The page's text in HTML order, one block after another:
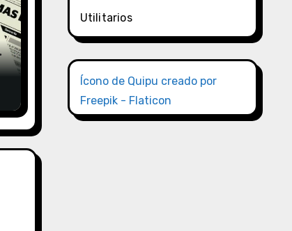
Utilitarios
Ícono de Quipu creado por
Freepik - Flaticon